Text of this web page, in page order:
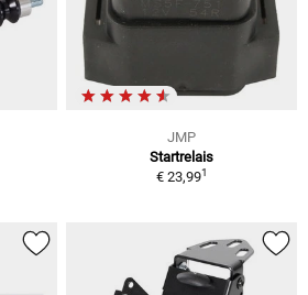
JMP
Startrelais
€ 23,991